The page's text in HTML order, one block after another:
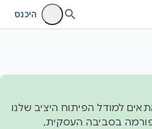
היכנס
כדי להתאים למודל הפיתוח היציב שלנו
בסביבה העסקית,